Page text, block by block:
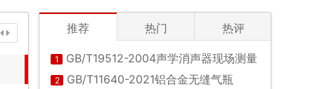
推荐 热门 热评
1 GB/T19512-2004声学消声器现场测量
2 GB/T11640-2021铝合金无缝气瓶